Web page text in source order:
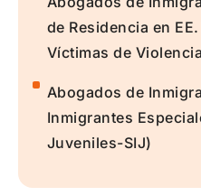
de Residencia en
Víctimas de
Abogados de
Inmigrantes
Juveniles-SIJ)